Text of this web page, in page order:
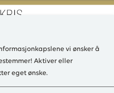
0
Agrumi
vi ønsker å
Aktiver eller
eget ønske.